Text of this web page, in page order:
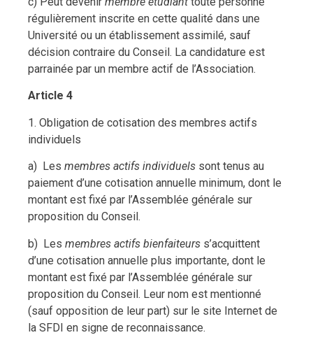
régulièrement inscrite en cette qualité dans une
Université ou un établissement assimilé, sauf
décision contraire du Conseil. La candidature est
parrainée par un membre actif de l’Association.
Article 4
1. Obligation de cotisation des membres actifs
individuels
a) Les membres actifs individuels sont tenus au
paiement d’une cotisation annuelle minimum, dont le
montant est fixé par l’Assemblée générale sur
proposition du Conseil.
b) Les membres actifs bienfaiteurs s’acquittent
d’une cotisation annuelle plus importante, dont le
montant est fixé par l’Assemblée générale sur
proposition du Conseil. Leur nom est mentionné
(sauf opposition de leur part) sur le site Internet de
la SFDI en signe de reconnaissance.